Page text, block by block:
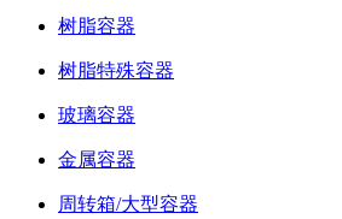
树脂容器
树脂特殊容器
玻璃容器
金属容器
周转箱/大型容器